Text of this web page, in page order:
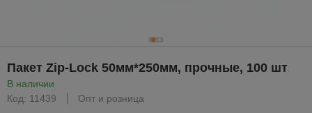
Пакет Zip-Lock 50мм*250мм, прочные, 100 шт
В наличии
Код: 11439
Опт и розница